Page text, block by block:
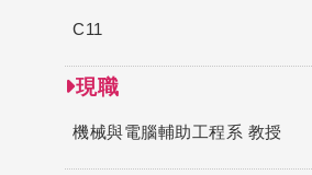
C11
現職
機械與電腦輔助工程系 教授